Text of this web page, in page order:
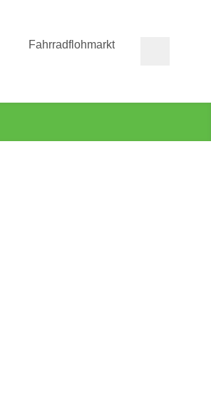
Fahrradflohmarkt